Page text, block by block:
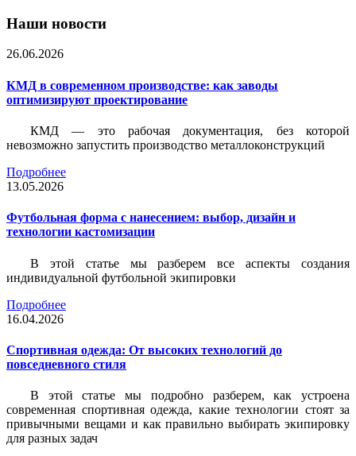
Наши новости
26.06.2026
КМД в современном производстве: как заводы
оптимизируют проектирование
КМД — это рабочая документация, без которой
невозможно запустить производство металлоконструкций
Подробнее
13.05.2026
Футбольная форма с нанесением: выбор, дизайн и
технологии кастомизации
В этой статье мы разберем все аспекты создания
индивидуальной футбольной экипировки
Подробнее
16.04.2026
Спортивная одежда: От высоких технологий до
повседневного стиля
В этой статье мы подробно разберем, как устроена
современная спортивная одежда, какие технологии стоят за
привычными вещами и как правильно выбирать экипировку
для разных задач